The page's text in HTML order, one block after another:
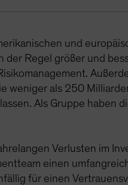
und
Regel größer und
weniger als 250
Als Gruppe haben
Verlusten im
einen
für einen